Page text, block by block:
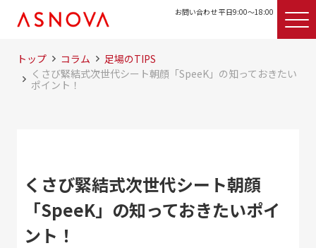
お問い合わせ 平日9:00〜18:00
トップ コラム
足場のTIPS
くさび緊結式次世代シート朝顔「SpeeK」の知っておきたい
ポイント！
くさび緊結式次世代シート朝顔
「SpeeK」の知っておきたいポイ
ント！